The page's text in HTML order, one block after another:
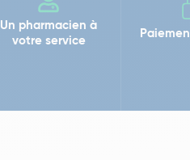
Un pharmacien à
votre service